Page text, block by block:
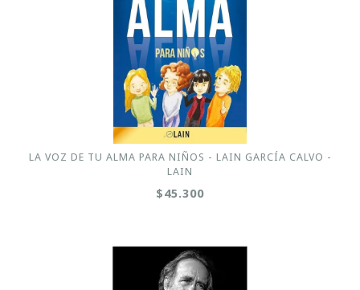
LA VOZ DE TU ALMA PARA NIÑOS - LAIN GARCÍA CALVO -
LAIN
$45.300